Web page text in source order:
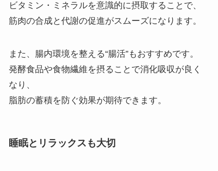
ビタミン・ミネラルを意識的に摂取することで、
筋肉の合成と代謝の促進がスムーズになります。
また、腸内環境を整える“腸活”もおすすめです。
発酵食品や食物繊維を摂ることで消化吸収が良く
なり、
脂肪の蓄積を防ぐ効果が期待できます。
睡眠とリラックスも大切